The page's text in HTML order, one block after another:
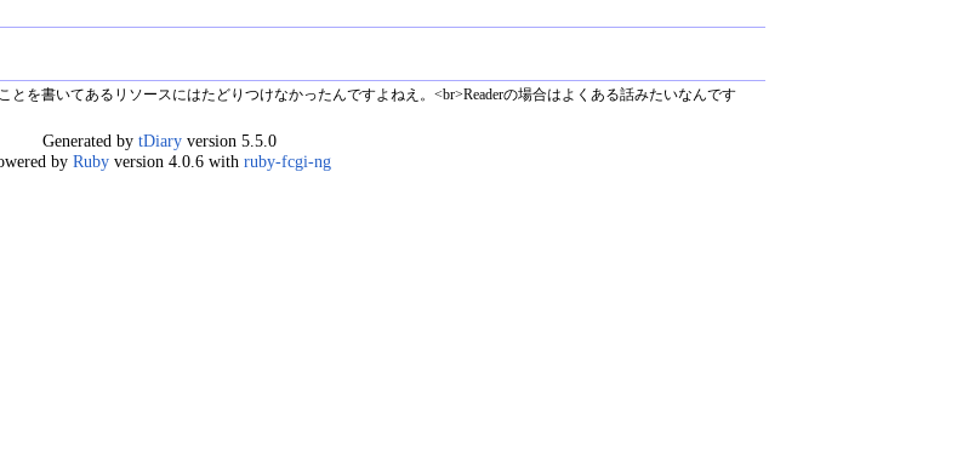
とを書いてあるリソースにはたどりつけなかったんですよねえ。<br>Readerの場合はよくある話みたいなんです
Generated by tDiaryversion 5.5.0
by Ruby version 4.0.6 with ruby-fcgi-ng